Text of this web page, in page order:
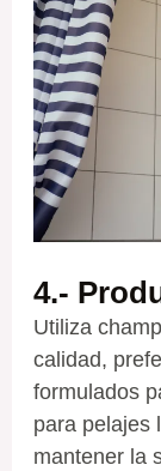
4.-
Utiliza
calidad,
formulados
para pelajes
mantener la